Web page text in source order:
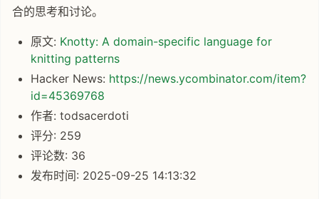
合的思考和讨论。
原文: Knotty: A domain-specific language for
knitting patterns
Hacker News: https://news.ycombinator.com/item?
id=45369768
作者: todsacerdoti
评分: 259
评论数: 36
发布时间: 2025-09-25 14:13:32